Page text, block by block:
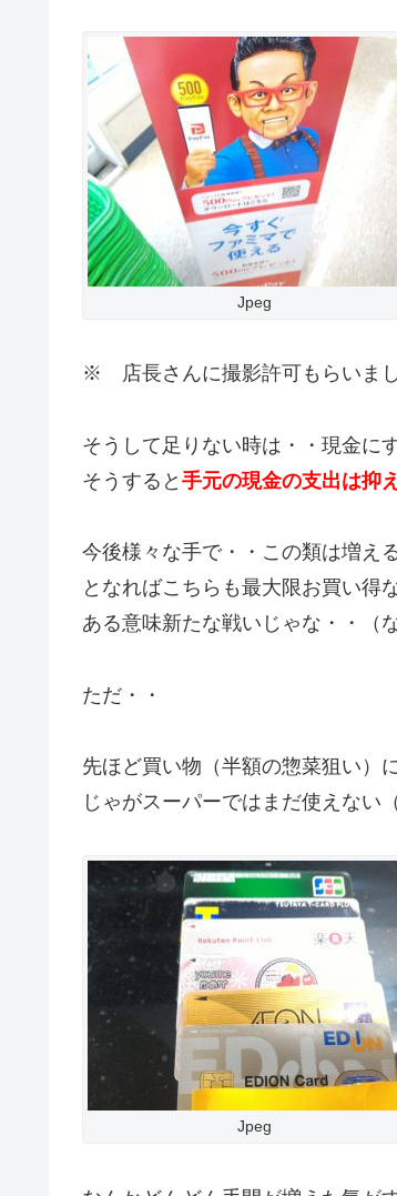
Jpeg
※ 店長さんに撮影許可もらいまし
そうして足りない時は・・現金に
そうすると 手元の現金の支出は抑
今後様々な手で・・この類は増え
となればこちらも最大限お買い得
ある意味新たな戦いじゃな・・（
ただ・・
先ほど買い物（半額の惣菜狙い）
じゃがスーパーではまだ使えない
Jpeg